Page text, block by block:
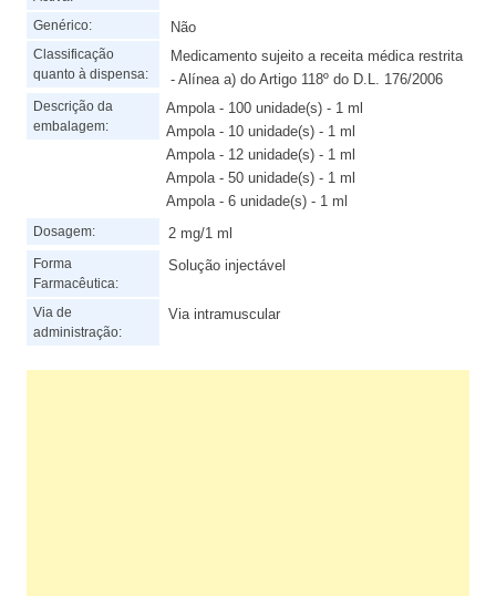
Genérico: Não
Classificação
quanto à dispensa:
Medicamento sujeito a receita médica restrita
- Alínea a) do Artigo 118º do D.L. 176/2006
Descrição da
embalagem:
Ampola - 100 unidade(s) - 1 ml
Ampola - 10 unidade(s) - 1 ml
Ampola - 12 unidade(s) - 1 ml
Ampola - 50 unidade(s) - 1 ml
Ampola - 6 unidade(s) - 1 ml
Dosagem: 2 mg/1 ml
Forma
Farmacêutica:
Solução injectável
Via de
administração:
Via intramuscular